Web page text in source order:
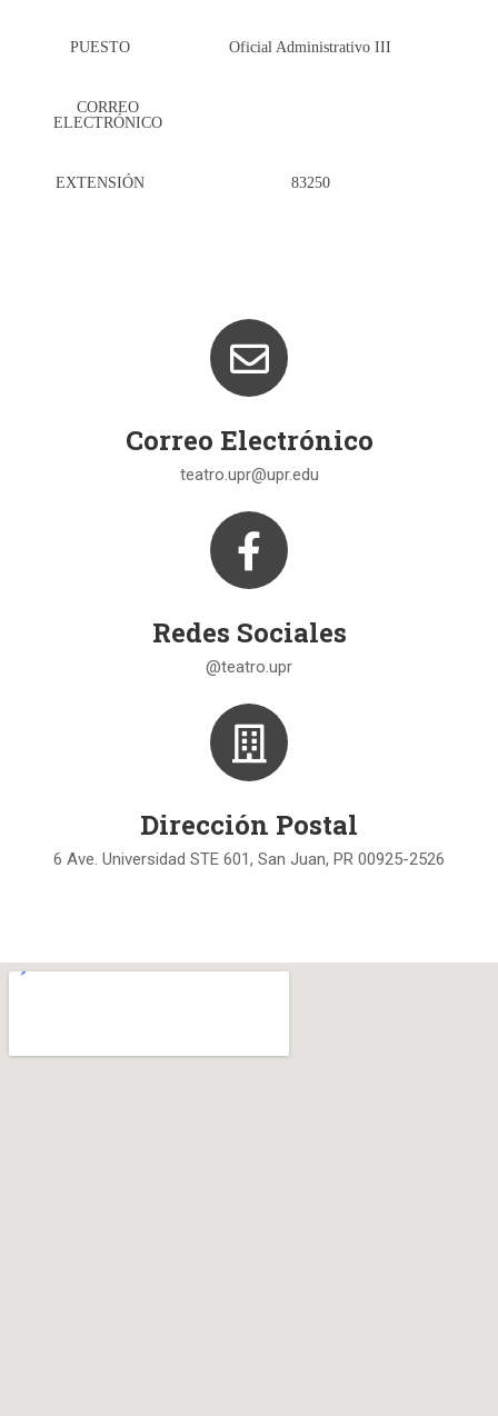
PUESTO Oficial Administrativo III
CORREO
ELECTRÓNICO
EXTENSIÓN 83250
Correo Electrónico
teatro.upr@upr.edu
Redes Sociales
@teatro.upr
Dirección Postal
6 Ave. Universidad STE 601, San Juan, PR 00925-2526